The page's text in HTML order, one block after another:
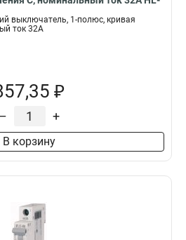
выключатель, 1-полюс, кривая
ток 32А
₽
– +
В корзину